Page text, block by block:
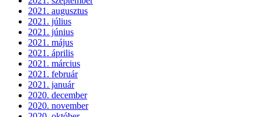
2021. augusztus
2021. július
2021. június
2021. május
2021. április
2021. március
2021. február
2021. január
2020. december
2020. november